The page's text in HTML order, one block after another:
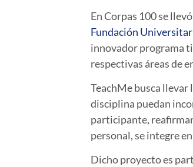
EnCorpas 100se
Fundación
innovador programa
respectivas áreas de
TeachMebusca llevar
disciplina puedan
participante,
personal, se integre
Dicho proyecto es